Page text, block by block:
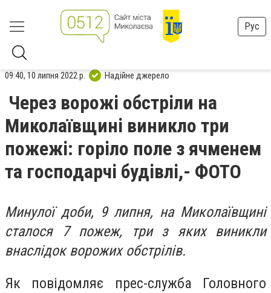
Рус
09:40, 10 липня 2022 р. Надійне джерело
Через ворожі обстріли на
Миколаївщині виникло три
пожежі: горіло поле з ячменем
та господарчі будівлі,- ФОТО
Минулої доби, 9 липня, на Миколаївщині
сталося 7 пожеж, три з яких виникли
внаслідок ворожих обстрілів.
Як повідомляє прес-служба Головного